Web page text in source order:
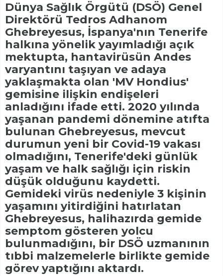
Dünya Sağlık Örgütü (DSÖ) Genel
Direktörü Tedros Adhanom
Ghebreyesus, İspanya'nın Tenerife
halkına yönelik yayımladığı açık
mektupta, hantavirüsün Andes
varyantını taşıyan ve adaya
yaklaşmakta olan 'MV Hondius'
gemisine ilişkin endişeleri
anladığını ifade etti. 2020 yılında
yaşanan pandemi dönemine atıfta
bulunan Ghebreyesus, mevcut
durumun yeni bir Covid-19 vakası
olmadığını, Tenerife'deki günlük
yaşam ve halk sağlığı için riskin
düşük olduğunu kaydetti.
Gemideki virüs nedeniyle 3 kişinin
yaşamını yitirdiğini hatırlatan
Ghebreyesus, halihazırda gemide
semptom gösteren yolcu
bulunmadığını, bir DSÖ uzmanının
tıbbi malzemelerle birlikte gemide
görev yaptığını aktardı.